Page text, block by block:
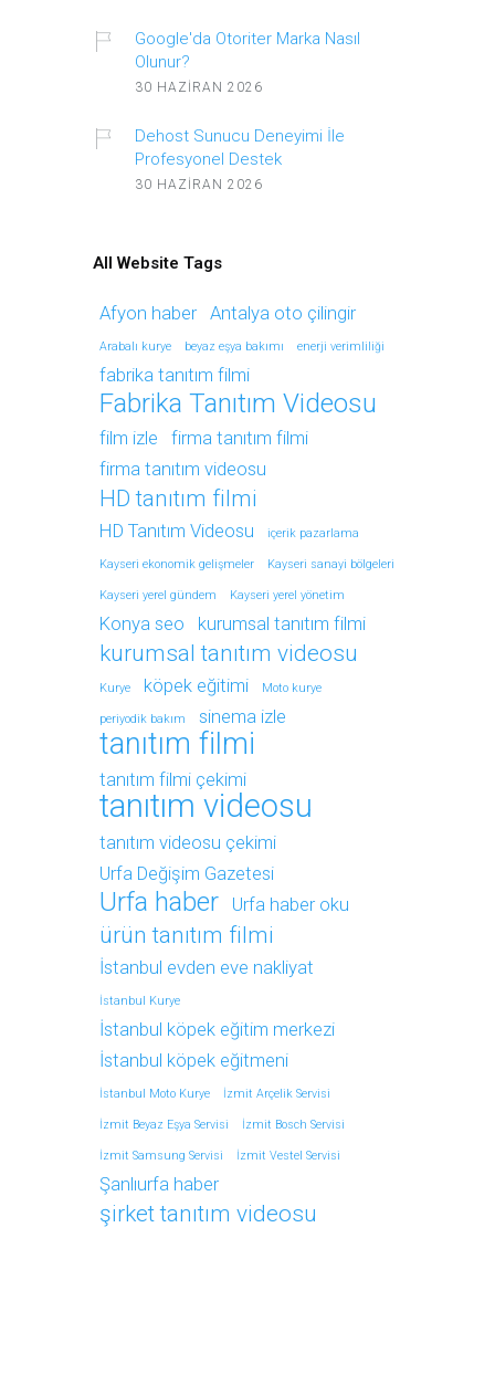
Google'da Otoriter Marka Nasıl
Olunur?
30 HAZIRAN 2026
Dehost Sunucu Deneyimi İle
Profesyonel Destek
30 HAZIRAN 2026
All Website Tags
Afyon haber Antalya oto çilingir
Arabalı kurye beyaz eşya bakımı enerji verimliliği
fabrika tanıtım filmi
Fabrika Tanıtım Videosu
film izle
firma tanıtım filmi
firma tanıtım videosu
HD tanıtım filmi
HD Tanıtım Videosu içerik pazarlama
Kayseri ekonomik gelişmeler Kayseri sanayi bölgeleri
Kayseri yerel gündem Kayseri yerel yönetim
Konya seo kurumsal tanıtım filmi
kurumsal tanıtım videosu
Kurye köpek eğitimi Moto kurye
periyodik bakım sinema izle
tanıtım filmi
tanıtım filmi çekimi
tanıtım videosu
tanıtım videosu çekimi
Urfa Değişim Gazetesi
Urfa haber Urfa haber oku
ürün tanıtım filmi
İstanbul evden eve nakliyat
İstanbul Kurye
İstanbul köpek eğitim merkezi
İstanbul köpek eğitmeni
İstanbul Moto Kurye İzmit Arçelik Servisi
İzmit Beyaz Eşya Servisi İzmit Bosch Servisi
İzmit Samsung Servisi İzmit Vestel Servisi
Şanlıurfa haber
şirket tanıtım videosu